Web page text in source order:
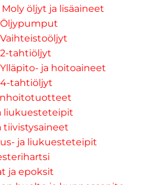
öljyt ja lisäaineet
Öljypumput
Vaihteistoöljyt
2-tahtiöljyt
Ylläpito- ja hoitoaineet
4-tahtiöljyt
liukuesteteipit
tiivistysaineet
ja liukuesteteipit
ja epoksit